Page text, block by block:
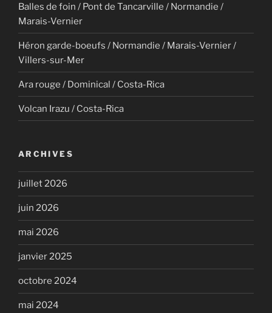
Balles de foin / Pont de Tancarville / Normandie /
Marais-Vernier
Héron garde-boeufs / Normandie / Marais-Vernier /
Villers-sur-Mer
Ara rouge / Dominical / Costa-Rica
Volcan Irazu / Costa-Rica
ARCHIVES
juillet 2026
juin 2026
mai 2026
janvier 2025
octobre 2024
mai 2024